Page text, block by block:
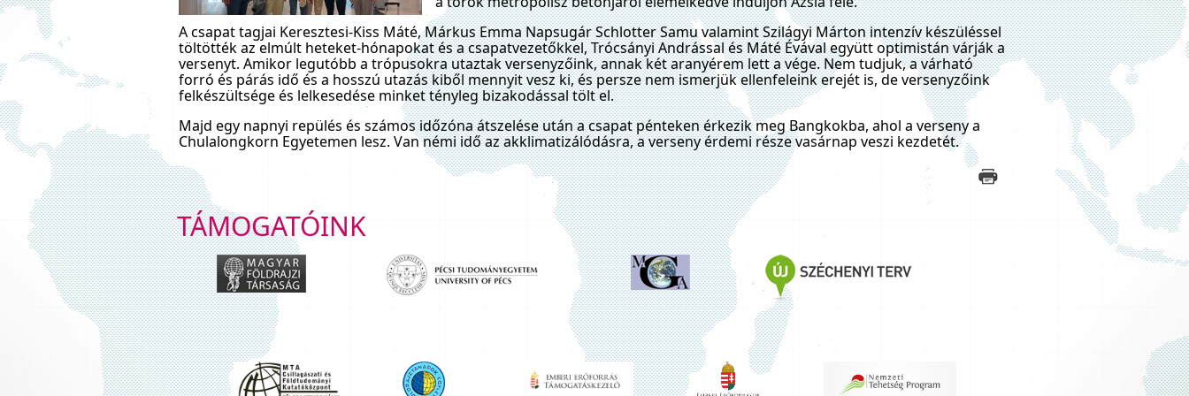
A csapat tagjai Keresztesi-Kiss Máté, Márkus Emma Napsugár Schlotter Samu valamint Szilágyi Márton intenzív készüléssel
töltötték az elmúlt heteket-hónapokat és a csapatvezetőkkel, Trócsányi Andrással és Máté Évával együtt optimistán várják a
versenyt. Amikor legutóbb a trópusokra utaztak versenyzőink, annak két aranyérem lett a vége. Nem tudjuk, a várható
forró és párás idő és a hosszú utazás kiből mennyit vesz ki, és persze nem ismerjük ellenfeleink erejét is, de versenyzőink
felkészültsége és lelkesedése minket tényleg bizakodással tölt el.
Majd egy napnyi repülés és számos időzóna átszelése után a csapat pénteken érkezik meg Bangkokba, ahol a verseny a
Chulalongkorn Egyetemen lesz. Van némi idő az akklimatizálódásra, a verseny érdemi része vasárnap veszi kezdetét.
TÁMOGATÓINK